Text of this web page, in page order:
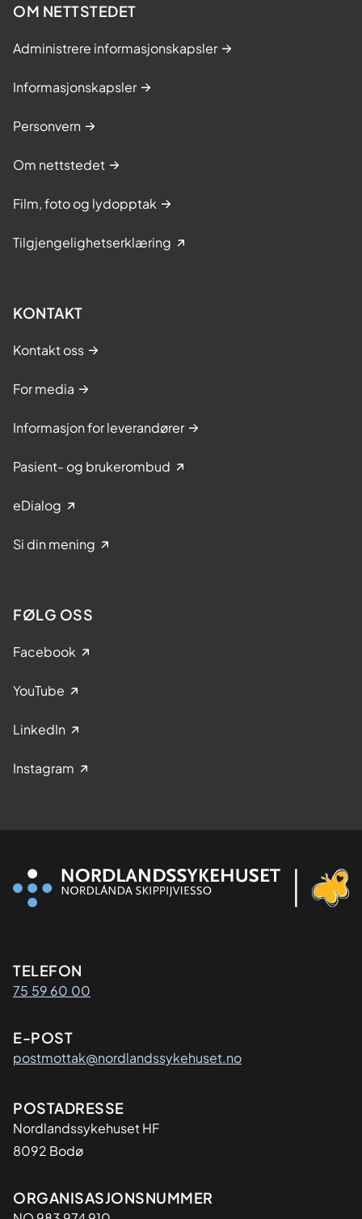
OM NETTSTEDET
Administrere informasjonskapsler
Informasjonskapsler
Personvern
Om nettstedet
Film, foto og lydopptak
Tilgjengelighetserklæring
KONTAKT
Kontakt oss
For media
Informasjon for leverandører
Pasient- og brukerombud
eDialog
Si din mening
FØLG OSS
Facebook
YouTube
LinkedIn
Instagram
Kontaktinformasjon
TELEFON
75 59 60 00
E-POST
postmottak@nordlandssykehuset.no
Adresse
POSTADRESSE
Nordlandssykehuset HF
8092 Bodø
Organisasjon
ORGANISASJONSNUMMER